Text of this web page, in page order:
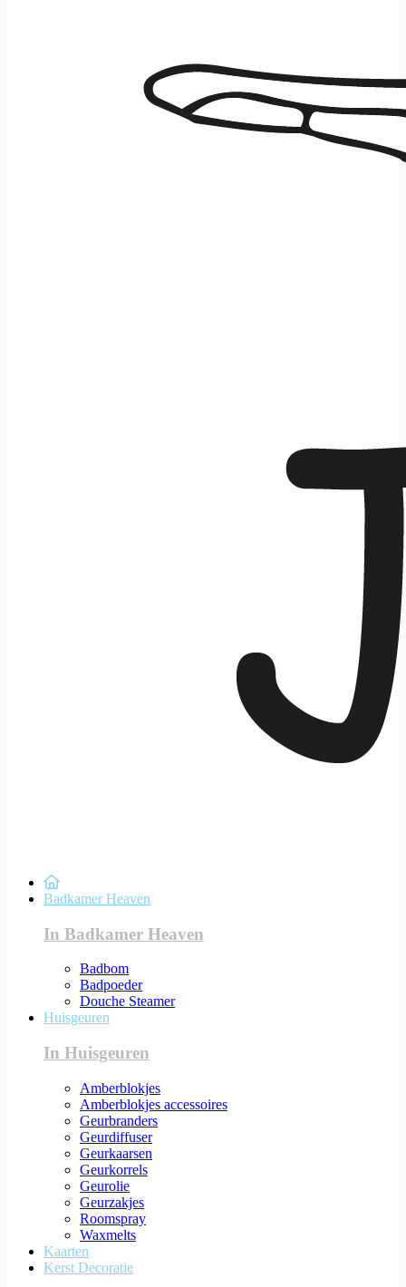
Badkamer Heaven
In Badkamer Heaven
Badbom
Badpoeder
Douche Steamer
Huisgeuren
In Huisgeuren
Amberblokjes
Amberblokjes accessoires
Geurbranders
Geurdiffuser
Geurkaarsen
Geurkorrels
Geurolie
Geurzakjes
Roomspray
Waxmelts
Kaarten
Kerst Decoratie